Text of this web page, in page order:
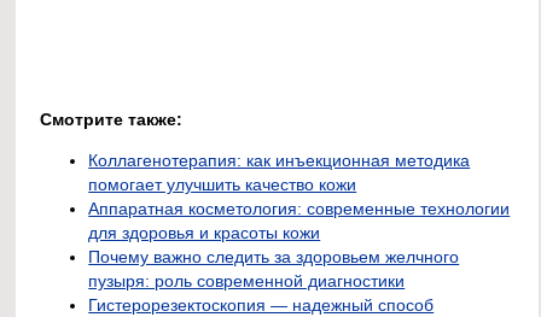
Смотрите также:
Коллагенотерапия: как инъекционная методика
помогает улучшить качество кожи
Аппаратная косметология: современные технологии
для здоровья и красоты кожи
Почему важно следить за здоровьем желчного
пузыря: роль современной диагностики
Гистерорезектоскопия — надежный способ